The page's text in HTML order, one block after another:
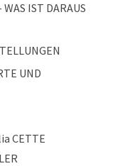
IST DARAUS
UND
CETTE